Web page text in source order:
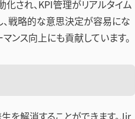
され、KPI管理がリアルタイム
、戦略的な意思決定が容易にな
ンス向上にも貢献しています。
を解消することができます。Jir